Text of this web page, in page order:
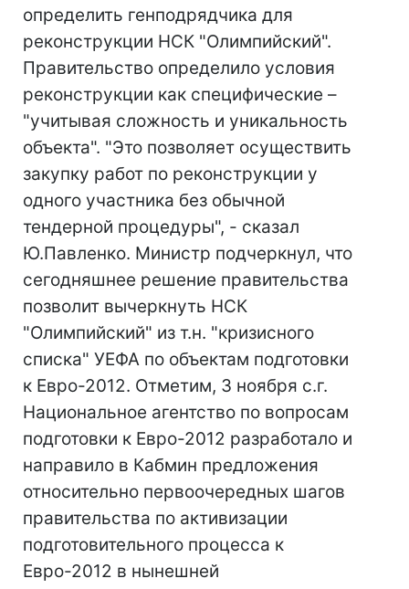
определить генподрядчика для
реконструкции НСК "Олимпийский".
Правительство определило условия
реконструкции как специфические –
"учитывая сложность и уникальность
объекта". "Это позволяет осуществить
закупку работ по реконструкции у
одного участника без обычной
тендерной процедуры", - сказал
Ю.Павленко. Министр подчеркнул, что
сегодняшнее решение правительства
позволит вычеркнуть НСК
"Олимпийский" из т.н. "кризисного
списка" УЕФА по объектам подготовки
к Евро-2012. Отметим, 3 ноября с.г.
Национальное агентство по вопросам
подготовки к Евро-2012 разработало и
направило в Кабмин предложения
относительно первоочередных шагов
правительства по активизации
подготовительного процесса к
Евро-2012 в нынешней